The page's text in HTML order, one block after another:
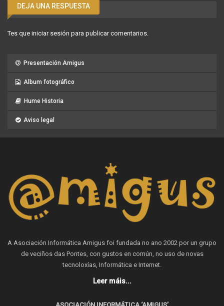
DEJA UNA RESPUESTA
Tes que iniciar sesión para publicar comentarios.
Presentación Amigus
Album fotográfico
Hume Historia
Aviso legal
A Asociación Informática Amigus foi fundada no ano 2002 por un grupo
de veciños das Pontes, con gustos en común, no uso de novas
tecnoloxías, Informática e Internet.
Leer máis...